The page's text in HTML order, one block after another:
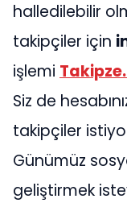
halledilebilir
takipçiler için
işlemi
Siz de
takipçiler
Günümüz
geliştirmek